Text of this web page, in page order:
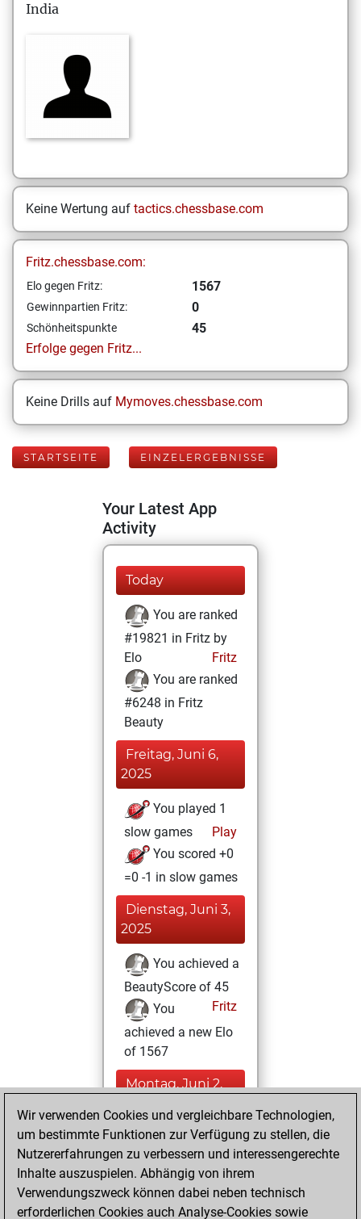
India
Keine Wertung auf tactics.chessbase.com
Fritz.chessbase.com:
Elo gegen Fritz: 1567
Gewinnpartien Fritz: 0
Schönheitspunkte
45
Erfolge gegen Fritz...
Keine Drills auf Mymoves.chessbase.com
STARTSEITE EINZELERGEBNISSE
Your Latest App
Activity
Today
You are ranked
#19821 in Fritz by
Elo
Fritz
You are ranked
#6248 in Fritz
Beauty
Freitag, Juni 6,
2025
You played 1
slow games
Play
You scored +0
=0 -1 in slow games
Dienstag, Juni 3,
2025
You achieved a
BeautyScore of 45
Fritz
You
achieved a new Elo
of 1567
Montag, Juni 2,
You played 2
blitz games
Play
You scored +0
=0 -2 in blitz
Wir verwenden Cookies und vergleichbare Technologien,
um bestimmte Funktionen zur Verfügung zu stellen, die
Nutzererfahrungen zu verbessern und interessengerechte
Inhalte auszuspielen. Abhängig von ihrem
Verwendungszweck können dabei neben technisch
erforderlichen Cookies auch Analyse-Cookies sowie